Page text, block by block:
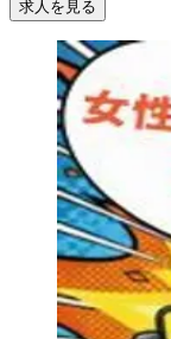
求人を見る